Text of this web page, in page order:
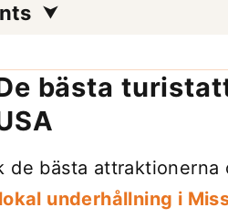
bästa
de bästa attraktionerna
underhållning i